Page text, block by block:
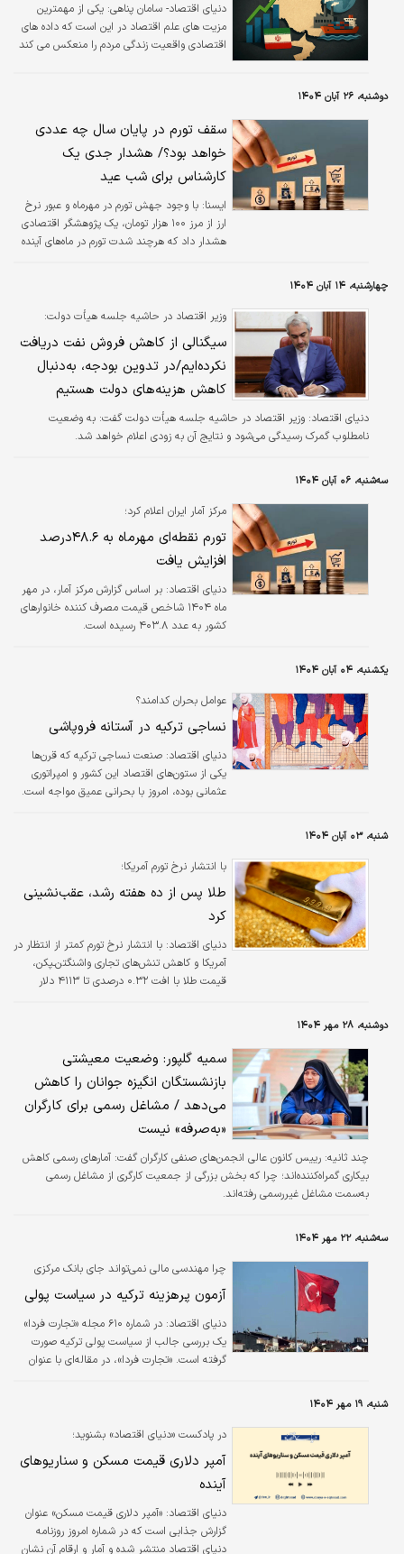
دنیای اقتصاد- سامان پناهی: یکی از مهمترین
مزیت های علم اقتصاد در این است که داده های
اقتصادی واقعیت زندگی مردم را منعکس می کند
دوشنبه، ۲۶ آبان ۱۴۰۴
سقف تورم در پایان سال چه عددی
خواهد بود؟/ هشدار جدی یک
کارشناس برای شب عید
ايسنا: با وجود جهش تورم در مهرماه و عبور نرخ
ارز از مرز ۱۰۰ هزار تومان، یک پژوهشگر اقتصادی
هشدار داد که هرچند شدت تورم در ماه‌های آینده
چهارشنبه، ۱۴ آبان ۱۴۰۴
وزیر اقتصاد در حاشیه جلسه هیأت دولت:
سیگنالی از کاهش فروش نفت دریافت
نکرده‌ایم/در تدوین بودجه، به‌دنبال
کاهش هزینه‌های دولت هستیم
دنیای اقتصاد: وزیر اقتصاد در حاشیه جلسه هیأت دولت گفت: به وضعیت
نامطلوب گمرک رسیدگی می‌شود و نتایج آن به زودی اعلام خواهد شد.
سه‌شنبه، ۰۶ آبان ۱۴۰۴
مرکز آمار ایران اعلام کرد؛
تورم نقطه‌ای مهرماه به ۴۸.۶درصد
افزایش یافت
دنیای اقتصاد: بر اساس گزارش مرکز آمار، در مهر
ماه ۱۴۰۴ شاخص قیمت مصرف کننده خانوارهای
کشور به عدد ۴۰۳.۸ رسیده است.
یکشنبه، ۰۴ آبان ۱۴۰۴
عوامل بحران کدامند؟
نساجی ترکیه در آستانه فروپاشی
دنیای اقتصاد: صنعت نساجی ترکیه که قرن‌ها
یکی از ستون‌های اقتصاد این کشور و امپراتوری
عثمانی بوده، امروز با بحرانی عمیق مواجه است.
شنبه، ۰۳ آبان ۱۴۰۴
با انتشار نرخ تورم آمریکا؛
طلا پس از ده هفته رشد، عقب‌نشینی
کرد
دنیای اقتصاد: با انتشار نرخ تورم کمتر از انتظار در
آمریکا و کاهش تنش‌های تجاری واشنگتن‌ـپکن،
قیمت طلا با افت ۰.۳۲ درصدی تا ۴۱۱۳ دلار
دوشنبه، ۲۸ مهر ۱۴۰۴
سمیه گلپور: وضعیت معیشتی
بازنشستگان انگیزه‌‍ جوانان را کاهش
می‌دهد / مشاغل رسمی برای کارگران
«به‌صرفه» نیست
چند ثانیه: رییس کانون عالی انجمن‌های صنفی کارگران گفت: آمارهای رسمی کاهش
بیکاری گمراه‌کننده‌اند؛ چرا که بخش بزرگی از جمعیت کارگری از مشاغل رسمی
به‌سمت مشاغل غیررسمی رفته‌اند.
سه‌شنبه، ۲۲ مهر ۱۴۰۴
چرا مهندسی مالی نمی‌تواند جای بانک مرکزی
مستقل را بگیرد؟
آزمون پرهزینه ترکیه در سیاست پولی
دنیای اقتصاد: در شماره ۶۱۰ مجله «تجارت فردا»
یک بررسی جالب از سیاست پولی ترکیه صورت
گرفته است. «تجارت فردا»، در مقاله‌‌ای با عنوان
شنبه، ۱۹ مهر ۱۴۰۴
در پادکست «دنیای اقتصاد» بشنوید؛
آمپر دلاری قیمت مسکن و سناریوهای
آینده
دنیای اقتصاد: «آمپر دلاری قیمت مسکن» عنوان
گزارش جذابی است که در شماره امروز روزنامه
دنیای اقتصاد منتشر شده و آمار و ارقام آن نشان